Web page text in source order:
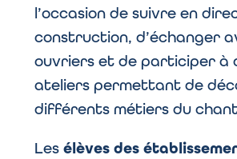
l’occasion de suivre en
construction, d’échanger
ouvriers et de participer à
ateliers permettant de
différents métiers du
Les élèves des